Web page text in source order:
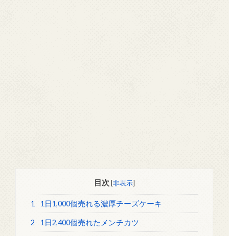
目次 [非表示]
1 1日1,000個売れる濃厚チーズケーキ
2 1日2,400個売れたメンチカツ